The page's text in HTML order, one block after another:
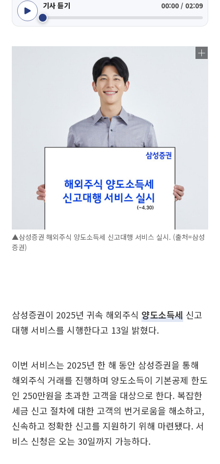
기사 듣기 00:00 / 02:09
▲삼성증권 해외주식 양도소득세 신고대행 서비스 실시. (출처=삼성
증권)
삼성증권이 2025년 귀속 해외주식 양도소득세 신고
대행 서비스를 시행한다고 13일 밝혔다.
이번 서비스는 2025년 한 해 동안 삼성증권을 통해
해외주식 거래를 진행하며 양도소득이 기본공제 한도
인 250만원을 초과한 고객을 대상으로 한다. 복잡한
세금 신고 절차에 대한 고객의 번거로움을 해소하고,
신속하고 정확한 신고를 지원하기 위해 마련됐다. 서
비스 신청은 오는 30일까지 가능하다.